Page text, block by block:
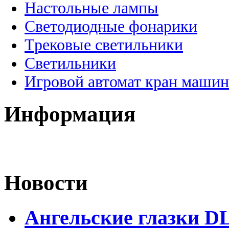
Настольные лампы
Светодиодные фонарики
Трековые светильники
Светильники
Игровой автомат кран
Информация
Новости
Ангельские глазки